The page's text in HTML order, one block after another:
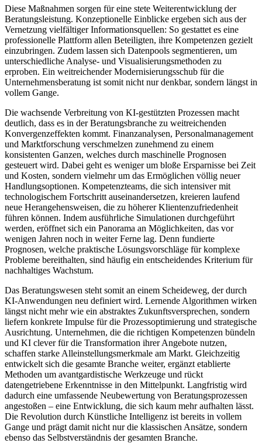
Diese Maßnahmen sorgen für eine stete Weiterentwicklung der
Beratungsleistung. Konzeptionelle Einblicke ergeben sich aus der
Vernetzung vielfältiger Informationsquellen: So gestattet es eine
professionelle Plattform allen Beteiligten, ihre Kompetenzen gezielt
einzubringen. Zudem lassen sich Datenpools segmentieren, um
unterschiedliche Analyse- und Visualisierungsmethoden zu
erproben. Ein weitreichender Modernisierungsschub für die
Unternehmensberatung ist somit nicht nur denkbar, sondern längst in
vollem Gange.
Die wachsende Verbreitung von KI-gestützten Prozessen macht
deutlich, dass es in der Beratungsbranche zu weitreichenden
Konvergenzeffekten kommt. Finanzanalysen, Personalmanagement
und Marktforschung verschmelzen zunehmend zu einem
konsistenten Ganzen, welches durch maschinelle Prognosen
gesteuert wird. Dabei geht es weniger um bloße Ersparnisse bei Zeit
und Kosten, sondern vielmehr um das Ermöglichen völlig neuer
Handlungsoptionen. Kompetenzteams, die sich intensiver mit
technologischem Fortschritt auseinandersetzen, kreieren laufend
neue Herangehensweisen, die zu höherer Klientenzufriedenheit
führen können. Indem ausführliche Simulationen durchgeführt
werden, eröffnet sich ein Panorama an Möglichkeiten, das vor
wenigen Jahren noch in weiter Ferne lag. Denn fundierte
Prognosen, welche praktische Lösungsvorschläge für komplexe
Probleme bereithalten, sind häufig ein entscheidendes Kriterium für
nachhaltiges Wachstum.
Das Beratungswesen steht somit an einem Scheideweg, der durch
KI-Anwendungen neu definiert wird. Lernende Algorithmen wirken
längst nicht mehr wie ein abstraktes Zukunftsversprechen, sondern
liefern konkrete Impulse für die Prozessoptimierung und strategische
Ausrichtung. Unternehmen, die die richtigen Kompetenzen bündeln
und KI clever für die Transformation ihrer Angebote nutzen,
schaffen starke Alleinstellungsmerkmale am Markt. Gleichzeitig
entwickelt sich die gesamte Branche weiter, ergänzt etablierte
Methoden um avantgardistische Werkzeuge und rückt
datengetriebene Erkenntnisse in den Mittelpunkt. Langfristig wird
dadurch eine umfassende Neubewertung von Beratungsprozessen
angestoßen – eine Entwicklung, die sich kaum mehr aufhalten lässt.
Die Revolution durch Künstliche Intelligenz ist bereits in vollem
Gange und prägt damit nicht nur die klassischen Ansätze, sondern
ebenso das Selbstverständnis der gesamten Branche.